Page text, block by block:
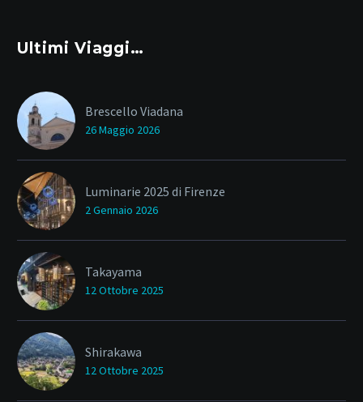
Ultimi Viaggi…
Brescello Viadana
26 Maggio 2026
Luminarie 2025 di Firenze
2 Gennaio 2026
Takayama
12 Ottobre 2025
Shirakawa
12 Ottobre 2025